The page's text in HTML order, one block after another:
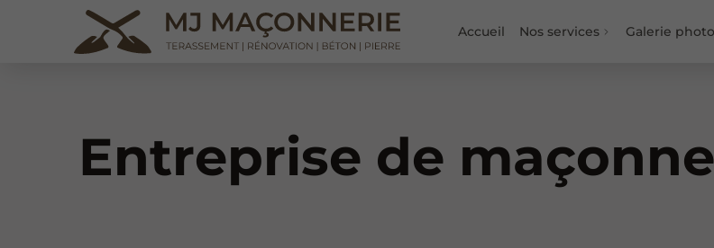
Accueil Nos services Galerie
Entreprise de